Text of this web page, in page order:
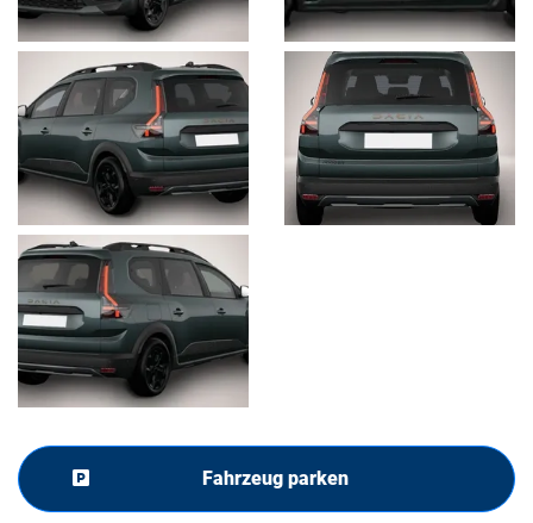
Fahrzeug parken